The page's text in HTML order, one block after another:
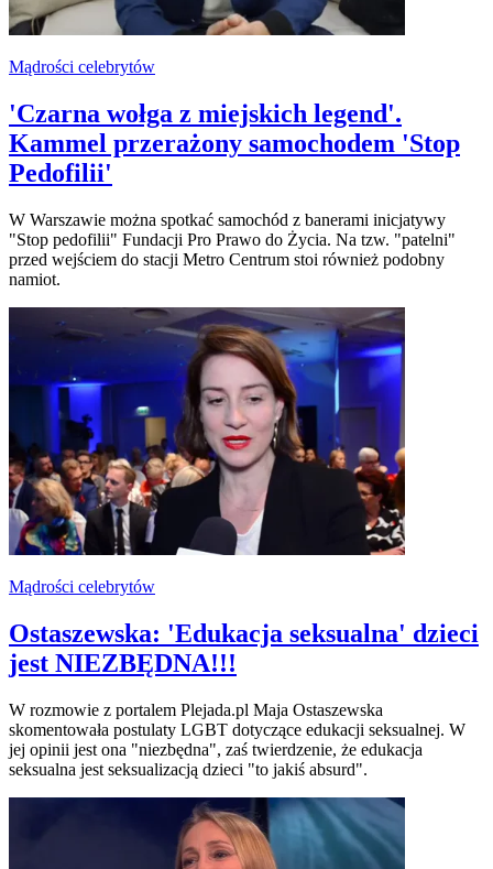
Mądrości celebrytów
'Czarna wołga z miejskich legend'.
Kammel przerażony samochodem 'Stop
Pedofilii'
W Warszawie można spotkać samochód z banerami inicjatywy
"Stop pedofilii" Fundacji Pro Prawo do Życia. Na tzw. "patelni"
przed wejściem do stacji Metro Centrum stoi również podobny
namiot.
Mądrości celebrytów
Ostaszewska: 'Edukacja seksualna' dzieci
jest NIEZBĘDNA!!!
W rozmowie z portalem Plejada.pl Maja Ostaszewska
skomentowała postulaty LGBT dotyczące edukacji seksualnej. W
jej opinii jest ona "niezbędna", zaś twierdzenie, że edukacja
seksualna jest seksualizacją dzieci "to jakiś absurd".